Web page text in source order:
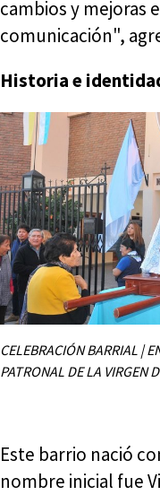
cambios y mejoras
comunicación",
Historia e
CELEBRACIÓN BARRIAL |
PATRONAL DE LA VIRGEN
Este barrio nació
nombre inicial fue